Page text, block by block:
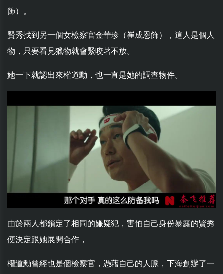
飾）。
賢秀找到另一個女檢察官金華珍（崔成恩飾），這人是個人
物，只要看見獵物就會緊咬著不放。
她一下就認出來權道勳，也一直是她的調查物件。
由於兩人都鎖定了相同的嫌疑犯，害怕自己身份暴露的賢秀
便決定跟她展開合作，
權道勳曾經也是個檢察官，憑藉自己的人脈，下海創辦了一